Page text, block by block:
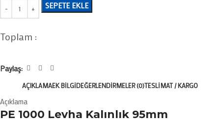
SEPETE EKLE
Toplam :
Paylaş:
AÇIKLAMAEK BILGIDEĞERLENDIRMELER (0)TESLIMAT / KARGO
Açıklama
PE 1000 Levha Kalınlık 95mm